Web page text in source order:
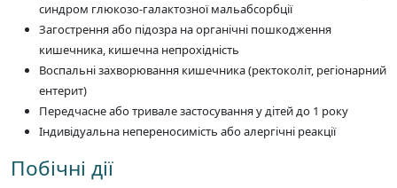
синдром глюкозо-галактозної мальабсорбції
Загострення або підозра на органічні пошкодження
кишечника, кишечна непрохідність
Воспальні захворювання кишечника (ректоколіт, регіонарний
ентерит)
Передчасне або тривале застосування у дітей до 1 року
Індивідуальна непереносимість або алергічні реакції
Побічні дії